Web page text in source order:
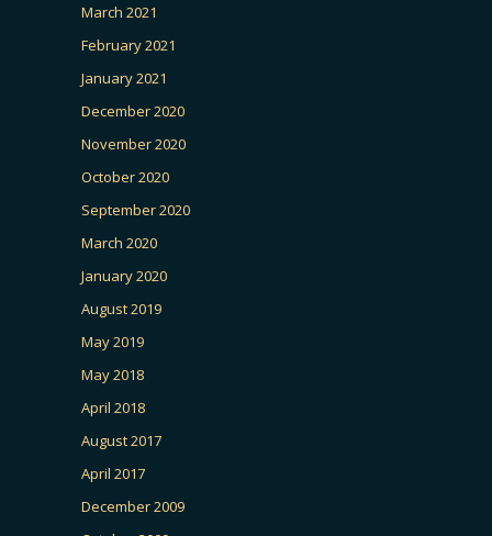
March 2021
February 2021
January 2021
December 2020
November 2020
October 2020
September 2020
March 2020
January 2020
August 2019
May 2019
May 2018
April 2018
August 2017
April 2017
December 2009